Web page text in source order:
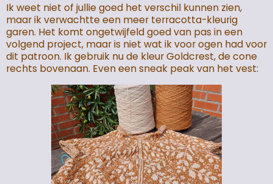
Ik weet niet of jullie goed het verschil kunnen zien,
maar ik verwachtte een meer terracotta-kleurig
garen. Het komt ongetwijfeld goed van pas in een
volgend project, maar is niet wat ik voor ogen had voor
dit patroon. Ik gebruik nu de kleur Goldcrest, de cone
rechts bovenaan. Even een sneak peak van het vest: